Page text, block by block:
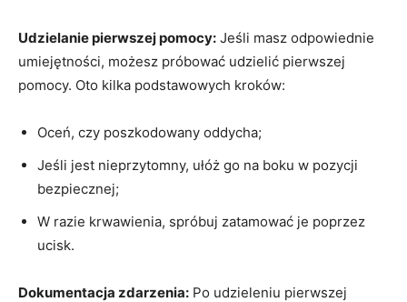
Udzielanie pierwszej pomocy: Jeśli masz odpowiednie
umiejętności, możesz próbować udzielić pierwszej
pomocy. Oto kilka podstawowych kroków:
Oceń, czy poszkodowany oddycha;
Jeśli jest nieprzytomny, ułóż go na boku w pozycji
bezpiecznej;
W razie krwawienia, spróbuj zatamować je poprzez
ucisk.
Dokumentacja zdarzenia: Po udzieleniu pierwszej